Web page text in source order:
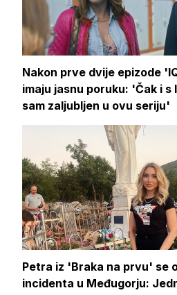
Nakon prve dvije epizode
imaju jasnu poruku: 'Čak i s
sam zaljubljen u ovu seriju'
Petra iz 'Braka na prvu' se
incidenta u Međugorju: